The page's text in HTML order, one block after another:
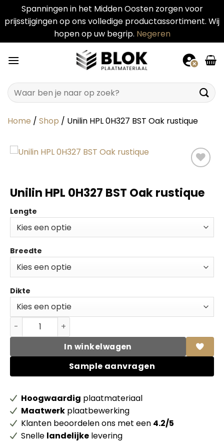
Spanningen in het Midden Oosten zorgen voor
prijsstijgingen op ons volledige productassortiment. Wij
hopen op uw begrip. Negeren
naar
Zoeken
naar:
Home / Shop / Unilin HPL 0H327 BST Oak rustique
Unilin HPL 0H327 BST Oak rustique
Lengte
Breedte
Dikte
Unilin HPL 0H327 BST Oak rustique aantal
In winkelwagen
Sample aanvragen
Hoogwaardig plaatmateriaal
Maatwerk plaatbewerking
Klanten beoordelen ons met een 4.2/5
Snelle landelijke levering